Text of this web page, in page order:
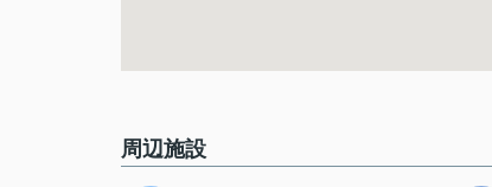
周辺施設